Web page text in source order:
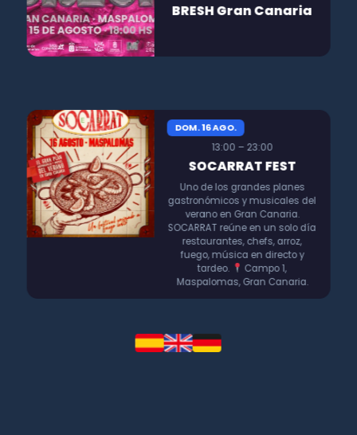
BRESH Gran Canaria
DOM. 16 AGO.
13:00 – 23:00
SOCARRAT FEST
Uno de los grandes planes
gastronómicos y musicales del
verano en Gran Canaria.
SOCARRAT reúne en un solo día
restaurantes, chefs, arroz,
fuego, música en directo y
tardeo.
Campo 1,
Maspalomas, Gran Canaria.